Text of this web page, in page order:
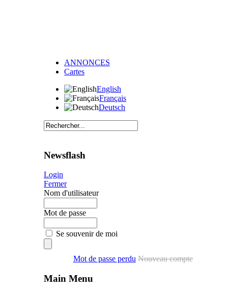
ANNONCES
Cartes
English
Français
Deutsch
Newsflash
Login
Fermer
Nom d'utilisateur
Mot de passe
Se souvenir de moi
Mot de passe perdu Nouveau compte
Main Menu